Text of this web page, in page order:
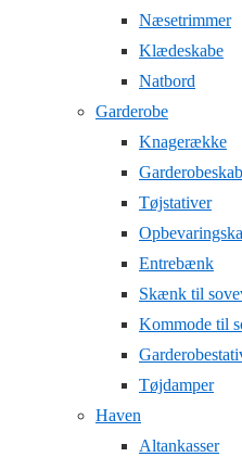
Næsetrimmer
Klædeskabe
Natbord
Garderobe
Knagerække
Tøjstativer
Entrebænk
Skænk til
Kommode til
Tøjdamper
Haven
Altankasser